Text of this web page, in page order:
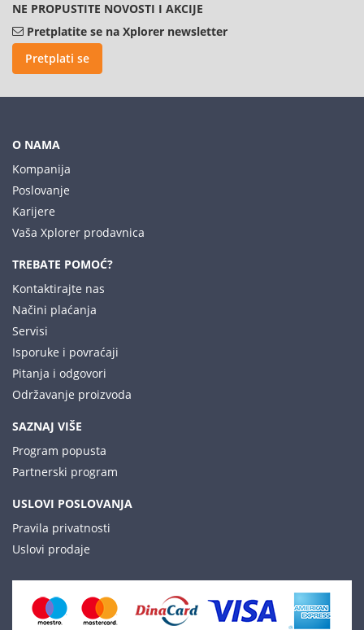
NE PROPUSTITE NOVOSTI I AKCIJE
Pretplatite se na Xplorer newsletter
Pretplati se
O NAMA
Kompanija
Poslovanje
Karijere
Vaša Xplorer prodavnica
TREBATE POMOĆ?
Kontaktirajte nas
Načini plaćanja
Servisi
Isporuke i povraćaji
Pitanja i odgovori
Održavanje proizvoda
SAZNAJ VIŠE
Program popusta
Partnerski program
USLOVI POSLOVANJA
Pravila privatnosti
Uslovi prodaje